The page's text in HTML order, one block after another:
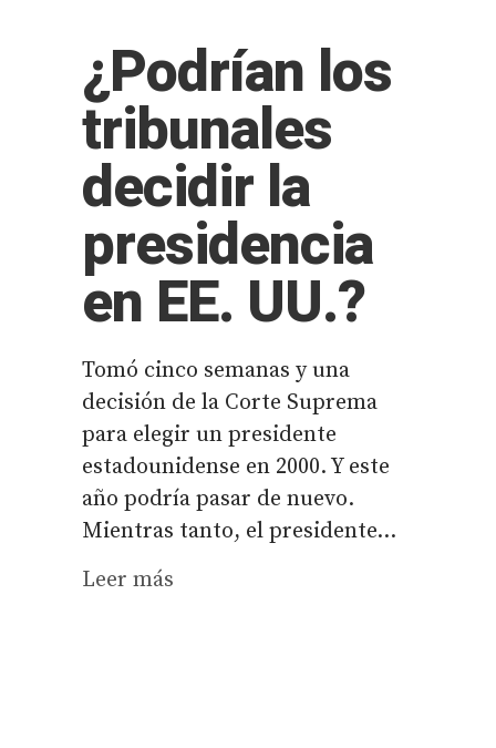
¿Podrían los
tribunales
decidir la
presidencia
en EE. UU.?
Tomó cinco semanas y una
decisión de la Corte Suprema
para elegir un presidente
estadounidense en 2000. Y este
año podría pasar de nuevo.
Mientras tanto, el presidente...
Leer más